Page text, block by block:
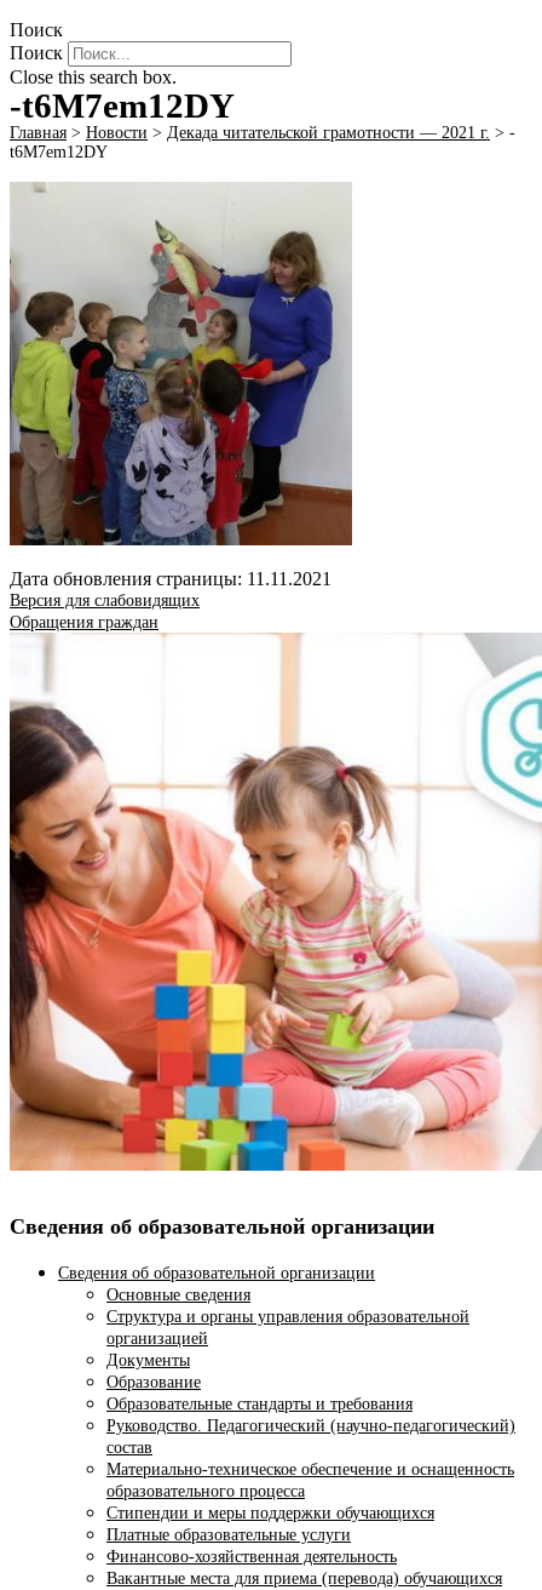
Поиск
Поиск
Close this search box.
-t6M7em12DY
Главная > Новости > Декада читательской грамотности — 2021 г. > -
t6M7em12DY
Дата обновления страницы: 11.11.2021
Версия для слабовидящих
Обращения граждан
Сведения об образовательной организации
Сведения об образовательной организации
Основные сведения
Структура и органы управления образовательной
организацией
Документы
Образование
Образовательные стандарты и требования
Руководство. Педагогический (научно-педагогический)
состав
Материально-техническое обеспечение и оснащенность
образовательного процесса
Стипендии и меры поддержки обучающихся
Платные образовательные услуги
Финансово-хозяйственная деятельность
Вакантные места для приема (перевода) обучающихся